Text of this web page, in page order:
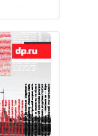
об
ЛАЭС-2